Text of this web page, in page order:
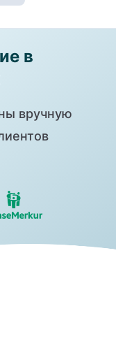
в
вручную